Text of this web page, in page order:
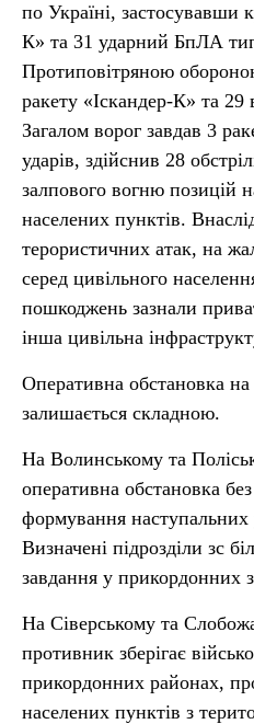
по Україні, застосувавши
К» та 31 ударний БпЛА
Протиповітряною
ракету «Іскандер-К» та
Загалом ворог завдав 3
ударів, здійснив 28
залпового вогню позицій
населених пунктів.
терористичних атак, на
серед цивільного
пошкоджень зазнали
інша цивільна
Оперативна обстановка на
залишається складною.
На Волинському та
оперативна обстановка
формування
Визначені підрозділи зс
завдання у прикордонних
На Сіверському та
противник зберігає
прикордонних районах,
населених пунктів з